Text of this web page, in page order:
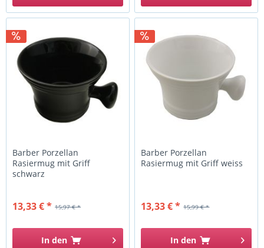
Barber Porzellan
Rasiermug mit Griff
schwarz
15,97 € *
13,33 € *
In den
Barber Porzellan
Rasiermug mit Griff weiss
15,99 € *
13,33 € *
In den